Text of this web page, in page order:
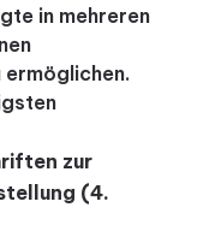
in mehreren
zur
(4.